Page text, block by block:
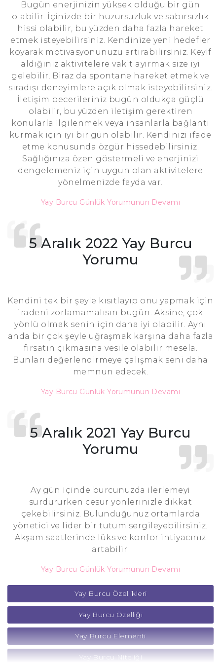
Bugün enerjinizin yüksek olduğu bir gün
olabilir. İçinizde bir huzursuzluk ve sabırsızlık
hissi olabilir, bu yüzden daha fazla hareket
etmek isteyebilirsiniz. Kendinize yeni hedefler
koyarak motivasyonunuzu artırabilirsiniz. Keyif
aldığınız aktivitelere vakit ayırmak size iyi
gelebilir. Biraz da spontane hareket etmek ve
sıradışı deneyimlere açık olmak isteyebilirsiniz.
İletişim becerileriniz bugün oldukça güçlü
olabilir, bu yüzden iletişim gerektiren
konularla ilgilenmek veya insanlarla bağlantı
kurmak için iyi bir gün olabilir. Kendinizi ifade
etme konusunda özgür hissedebilirsiniz.
Sağlığınıza özen göstermeli ve enerjinizi
dengelemeniz için uygun olan aktivitelere
yönelmenizde fayda var.
Yay Burcu Günlük Yorumunun Devamı
5 Aralık 2022 Yay Burcu
Yorumu
Kendini tek bir şeyle kısıtlayıp onu yapmak için
iradeni zorlamamalısın bugün. Aksine, çok
yönlü olmak senin için daha iyi olabilir. Aynı
anda bir çok şeyle uğraşmak karşına daha fazla
fırsatın çıkmasına vesile olabilir mesela.
Bunları değerlendirmeye çalışmak seni daha
memnun edecek.
Yay Burcu Günlük Yorumunun Devamı
5 Aralık 2021 Yay Burcu
Yorumu
Ay gün içinde burcunuzda ilerlemeyi
sürdürürken cesur yönlerinizle dikkat
çekebilirsiniz. Bulunduğunuz ortamlarda
yönetici ve lider bir tutum sergileyebilirsiniz.
Akşam saatlerinde lüks ve konfor ihtiyacınız
artabilir.
Yay Burcu Günlük Yorumunun Devamı
Yay Burcu Özellikleri
Yay Burcu Özelliği
Yay Burcu Elementi
Yay Burcu Niteliği